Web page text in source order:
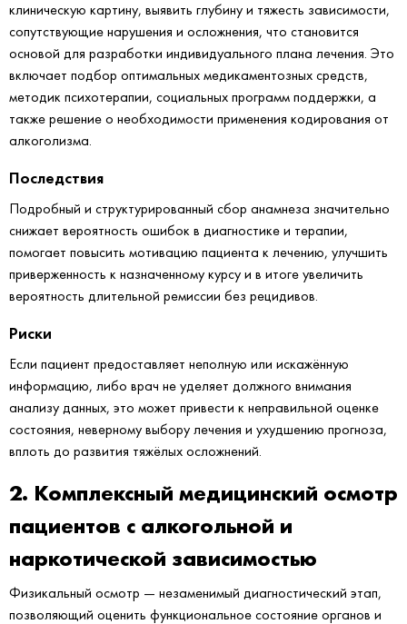
клиническую картину, выявить глубину и тяжесть зависимости,
сопутствующие нарушения и осложнения, что становится
основой для разработки индивидуального плана лечения. Это
включает подбор оптимальных медикаментозных средств,
методик психотерапии, социальных программ поддержки, а
также решение о необходимости применения кодирования от
алкоголизма.
Последствия
Подробный и структурированный сбор анамнеза значительно
снижает вероятность ошибок в диагностике и терапии,
помогает повысить мотивацию пациента к лечению, улучшить
приверженность к назначенному курсу и в итоге увеличить
вероятность длительной ремиссии без рецидивов.
Риски
Если пациент предоставляет неполную или искажённую
информацию, либо врач не уделяет должного внимания
анализу данных, это может привести к неправильной оценке
состояния, неверному выбору лечения и ухудшению прогноза,
вплоть до развития тяжёлых осложнений.
2. Комплексный медицинский осмотр
пациентов с алкогольной и
наркотической зависимостью
Физикальный осмотр — незаменимый диагностический этап,
позволяющий оценить функциональное состояние органов и